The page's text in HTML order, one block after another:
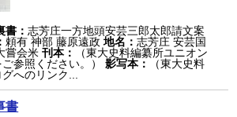
書：志芳庄一方地頭安芸三郎太郎請文案
頼有 神部 藤原遠政 地名：志芳庄 安芸国
嘗会米 刊本：
（東大史料編纂所ユニオン
参照ください。）
影写本：
（東大史料
へのリンク...
書